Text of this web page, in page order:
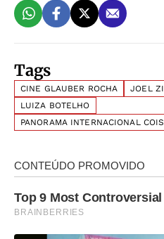
Tags
CINE GLAUBER ROCHA JOEL
LUIZA BOTELHO
PANORAMA INTERNACIONAL